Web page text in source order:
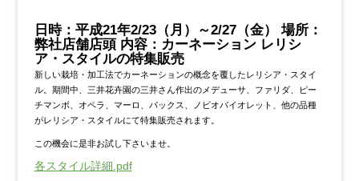
日時：平成21年2/23（月）～2/27（金） 場所：
弊社店舗店頭 内容：カーネーション レリシ
ア・スタイルの特集販売
新しい栽培・加工法でカーネーションの概念を覆したレリシア・スタイ
ル。期間中、三井花卉園の三井さん作出のメデューサ、ファリダ、ピー
チマンボ、オペラ、マーロ、パックス、ノビオバイオレット、他の品種
がレリシア・スタイルにて特集販売されます。
この機会に是非お試し下さいませ。
各スタイル詳細.pdf